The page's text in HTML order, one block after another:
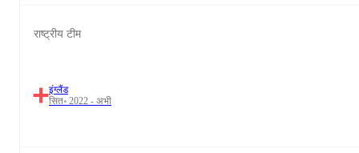
राष्ट्रीय टीम
इंग्लैंड
सित॰ 2022 - अभी